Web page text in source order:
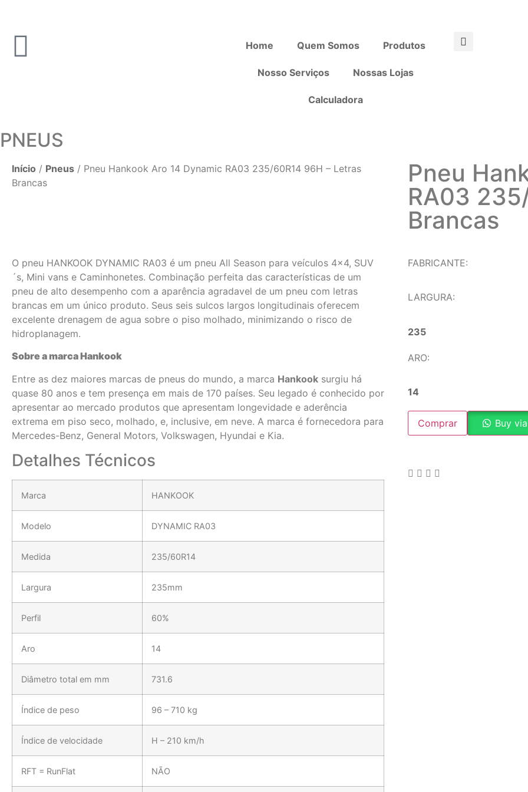
Home Quem Somos Produtos
Nosso Serviços Nossas Lojas
Calculadora
PNEUS
Início / Pneus / Pneu Hankook Aro 14 Dynamic RA03 235/60R14 96H – Letras
Brancas
O pneu HANKOOK DYNAMIC RA03 é um pneu All Season para veículos 4×4, SUV
´s, Mini vans e Caminhonetes. Combinação perfeita das características de um
pneu de alto desempenho com a aparência agradavel de um pneu com letras
brancas em um único produto. Seus seis sulcos largos longitudinais oferecem
excelente drenagem de agua sobre o piso molhado, minimizando o risco de
hidroplanagem.
Sobre a marca Hankook
Entre as dez maiores marcas de pneus do mundo, a marca Hankook surgiu há
quase 80 anos e tem presença em mais de 170 países. Seu legado é conhecido por
apresentar ao mercado produtos que apresentam longevidade e aderência
extrema em piso seco, molhado, e, inclusive, em neve. A marca é fornecedora para
Mercedes-Benz, General Motors, Volkswagen, Hyundai e Kia.
Detalhes Técnicos
Marca HANKOOK
Modelo DYNAMIC RA03
Medida 235/60R14
Largura 235mm
Perfil 60%
Aro 14
Diâmetro total em mm 731.6
Índice de peso 96 – 710 kg
Índice de velocidade H – 210 km/h
RFT = RunFlat NÃO
Pneu
RA03
Brancas
FABRICANTE:
LARGURA:
235
ARO:
14
Comprar Buy